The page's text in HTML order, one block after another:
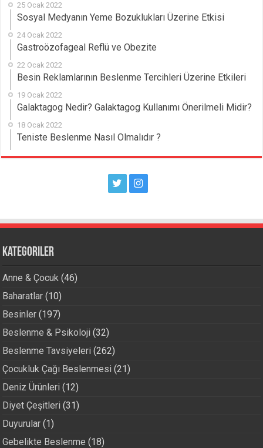
25 Ocak 2022
Sosyal Medyanın Yeme Bozuklukları Üzerine Etkisi
24 Ocak 2022
Gastroözofageal Reflü ve Obezite
22 Ocak 2022
Besin Reklamlarının Beslenme Tercihleri Üzerine Etkileri
19 Ocak 2022
Galaktagog Nedir? Galaktagog Kullanımı Önerilmeli Midir?
18 Ocak 2022
Teniste Beslenme Nasıl Olmalıdır ?
Kategoriler
Anne & Çocuk (46)
Baharatlar (10)
Besinler (197)
Beslenme & Psikoloji (32)
Beslenme Tavsiyeleri (262)
Çocukluk Çağı Beslenmesi (21)
Deniz Ürünleri (12)
Diyet Çeşitleri (31)
Duyurular (1)
Gebelikte Beslenme (18)